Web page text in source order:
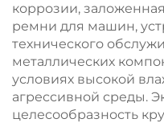
коррозии,
ремни для машин,
технического
металлических
условиях высокой
агрессивной среды.
целесообразность